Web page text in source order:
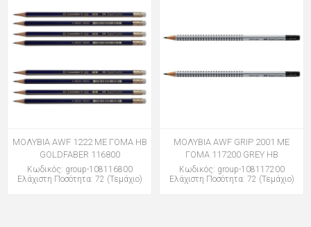
ΜΟΛΥΒΙΑ AWF 1222 ΜΕ ΓΟΜΑ HB
GOLDFABER 116800
Κωδικός: group-108116800
Ελάχιστη Ποσότητα: 72 (Τεμάχιο)
ΜΟΛΥΒΙΑ AWF GRIP 2001 ME
ΓΟΜΑ 117200 GREY HB
Κωδικός: group-108117200
Ελάχιστη Ποσότητα: 72 (Τεμάχιο)